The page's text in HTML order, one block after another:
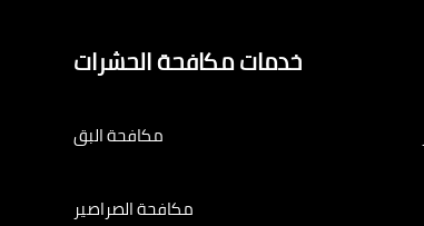
خدمات مكافحة الحشرات
مكافحة البق
مكافحة الصراصير